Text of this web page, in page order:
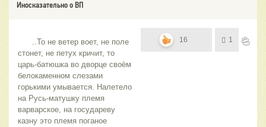
Иносказательно о ВП
стонет, не петух кричит, то
царь-батюшка во дворце своём
белокаменном слезами
горькими умывается. Налетело
на Русь-матушку племя
варварское, на государеву
казну это племя поганое
16 1